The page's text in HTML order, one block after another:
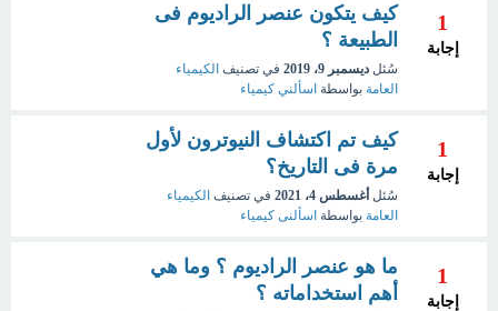
1
إجابة
كيف يتكون عنصر الراديوم فى
الطبيعة ؟
سُئل ديسمبر 9، 2019 في تصنيف الكيمياء
العامة بواسطة اسألني كيمياء
1
إجابة
كيف تم اكتشاف النيوترون لأول
مرة فى التاريخ؟
سُئل أغسطس 4، 2021 في تصنيف الكيمياء
العامة بواسطة اسألنى كيمياء
1
إجابة
ما هو عنصر الراديوم ؟ وما هي
أهم استخداماته ؟